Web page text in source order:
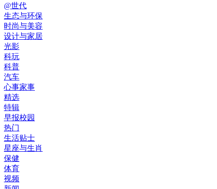
@世代
生态与环保
时尚与美容
设计与家居
光影
科玩
科普
汽车
心事家事
精选
特辑
早报校园
热门
生活贴士
星座与生肖
保健
体育
视频